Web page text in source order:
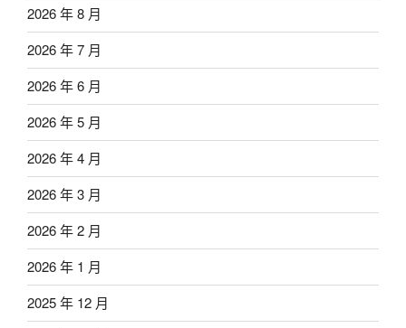
2026 年 8 月
2026 年 7 月
2026 年 6 月
2026 年 5 月
2026 年 4 月
2026 年 3 月
2026 年 2 月
2026 年 1 月
2025 年 12 月